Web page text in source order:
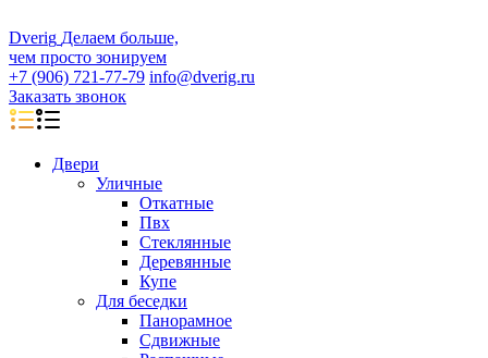
Dverig Делаем больше,
чем просто зонируем
+7 (906) 721-77-79 info@dverig.ru
Заказать звонок
Двери
Уличные
Откатные
Пвх
Стеклянные
Деревянные
Купе
Для беседки
Панорамное
Сдвижные